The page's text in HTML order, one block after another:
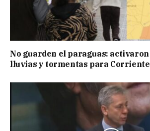
No guarden el paraguas:
lluvias y tormentas para